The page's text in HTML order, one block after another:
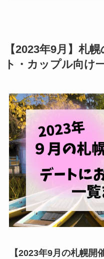
【2023年9月】札
ト・カップル向け
【2023年9月の札幌